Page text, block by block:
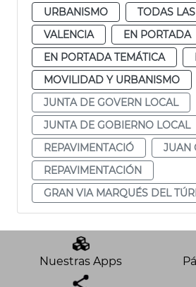
URBANISMO
TODAS
VALENCIA
EN PORTADA
EN PORTADA TEMÁTICA
MOVILIDAD Y URBANISMO
JUNTA DE GOVERN LOCAL
JUNTA DE GOBIERNO LOCAL
REPAVIMENTACIÓ
JUAN
REPAVIMENTACIÓN
GRAN VIA MARQUÉS DEL
Nuestras Apps